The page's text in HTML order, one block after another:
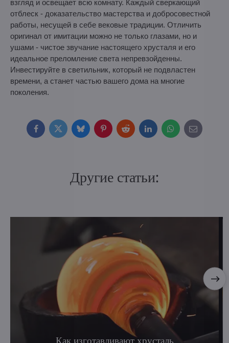
взгляд и освещает всю комнату. Каждый сверкающий
отблеск - доказательство мастерства и добросовестной
работы, несущей в себе вековые традиции. Отличить
оригинал от имитации можно не только глазами, но и
ушами - чистое звучание настоящего хрусталя и его
идеальное преломление света непревзойденны.
Инвестируйте в светильник, который не подвластен
времени, а станет частью вашего дома на многие
поколения.
FacebookTwitterBlueskyPinterestRedditLinkedInWhatsApp
E-
mail
Другие статьи:
Как изготавливают хрусталь